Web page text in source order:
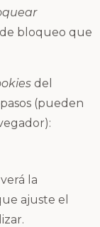
bloqueo que
del
(pueden
verá la
ajuste el